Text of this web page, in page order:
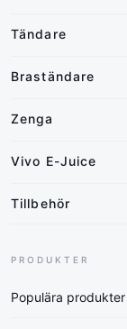
Tändare
Braständare
Zenga
Vivo E-Juice
Tillbehör
PRODUKTER
Populära produkter